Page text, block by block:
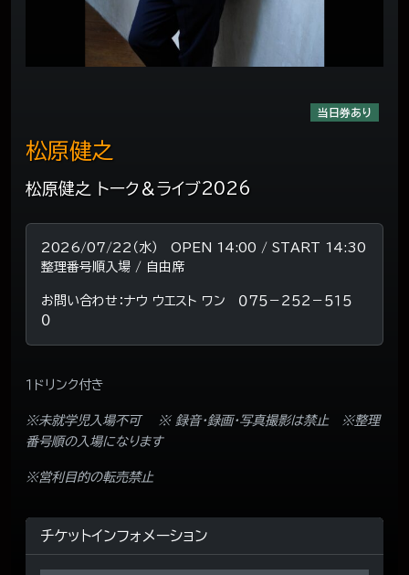
当日券あり
松原健之 トーク＆ライブ2026
松原健之
2026/07/22（水） OPEN 14:00 / START 14:30
整理番号順入場 / 自由席
お問い合わせ：ナウ ウエスト ワン ０７５－２５２－５１５
０
１ドリンク付き
※未就学児入場不可 ※ 録音・録画・写真撮影は禁止 ※整理
番号順の入場になります
※営利目的の転売禁止
チケットインフォメーション